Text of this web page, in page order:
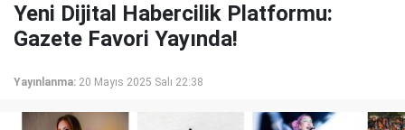
Yeni Dijital Habercilik Platformu:
Gazete Favori Yayında!
Yayınlanma: 20 Mayıs 2025 Salı 22:38